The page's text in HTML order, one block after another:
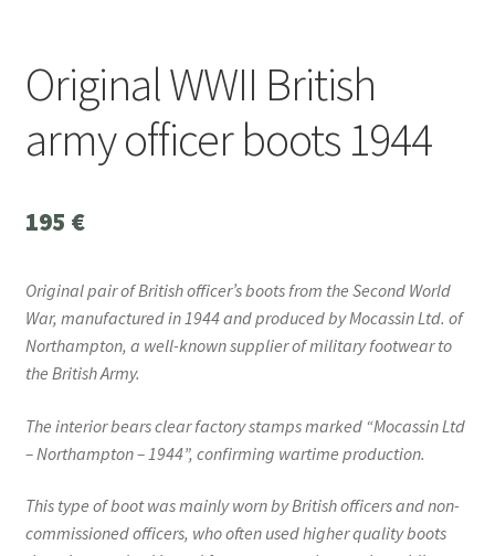
Original WWII British
army officer boots 1944
195 €
Original pair of British officer’s boots from the Second World
War, manufactured in 1944 and produced by Mocassin Ltd. of
Northampton, a well-known supplier of military footwear to
the British Army.
The interior bears clear factory stamps marked “Mocassin Ltd
– Northampton – 1944”, confirming wartime production.
This type of boot was mainly worn by British officers and non-
commissioned officers, who often used higher quality boots